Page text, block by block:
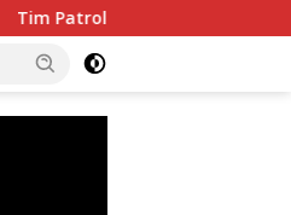
Metro Jaya Amankan 3